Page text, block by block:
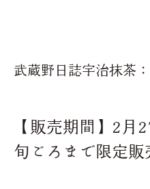
武蔵野日誌宇治抹茶
【販売期間】2月
旬ごろまで限定販